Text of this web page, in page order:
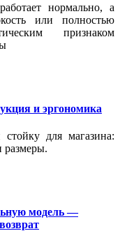
нормально, а
или полностью
признаком
и эргономика
для магазина:
размеры.
модель —